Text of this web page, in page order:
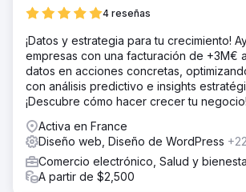
4 reseñas
¡Datos y estrategia para tu crecimiento!
empresas con una facturación de +3M€
datos en acciones concretas,
con análisis predictivo e insights
¡Descubre cómo hacer crecer tu negocio!
Activa en France
Diseño web, Diseño de WordPress +22
Comercio electrónico, Salud y
A partir de $2,500